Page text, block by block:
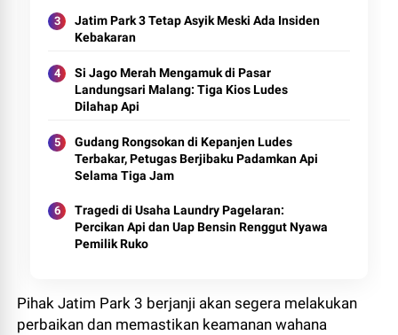
Jatim Park 3 Tetap Asyik Meski Ada Insiden
Kebakaran
Si Jago Merah Mengamuk di Pasar
Landungsari Malang: Tiga Kios Ludes
Dilahap Api
Gudang Rongsokan di Kepanjen Ludes
Terbakar, Petugas Berjibaku Padamkan Api
Selama Tiga Jam
Tragedi di Usaha Laundry Pagelaran:
Percikan Api dan Uap Bensin Renggut Nyawa
Pemilik Ruko
Pihak Jatim Park 3 berjanji akan segera melakukan
perbaikan dan memastikan keamanan wahana